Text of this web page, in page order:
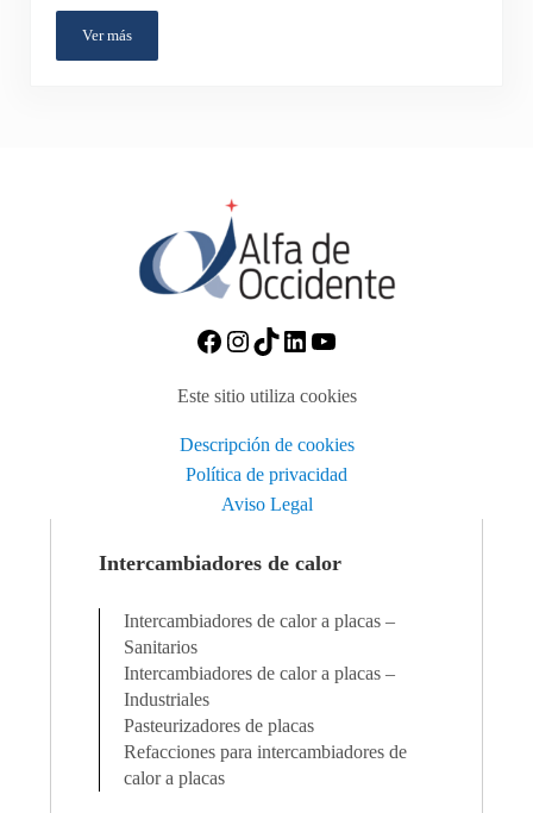
Ver másReparación de Intercambiadores de Calor a Placas: Diagnóstico
https://www.facebook.com/
Instagram
TikTok
https://
https://
Este sitio utiliza cookies
Descripción de cookies
Política de privacidad
Aviso Legal
Intercambiadores de calor
Intercambiadores de calor a placas –
Sanitarios
Intercambiadores de calor a placas –
Industriales
Pasteurizadores de placas
Refacciones para intercambiadores de
calor a placas